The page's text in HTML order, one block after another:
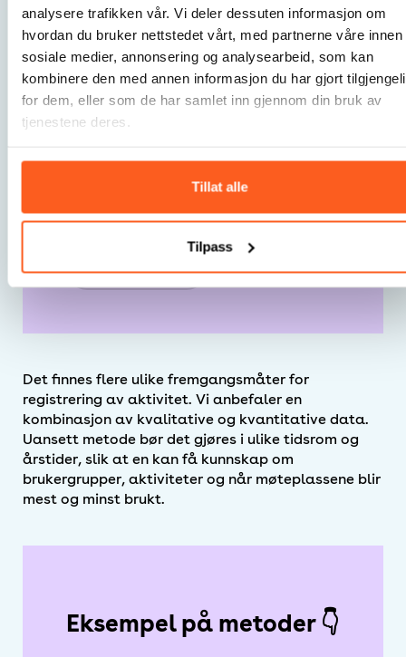
analysere trafikken vår. Vi deler dessuten informasjon om
hvordan du bruker nettstedet vårt, med partnerne våre innen
sosiale medier, annonsering og analysearbeid, som kan
kombinere den med annen informasjon du har gjort
for dem, eller som de har samlet inn gjennom din bruk av
tjenestene deres.
Tillat alle
Tilpass
For å gjøre nødvendige tilpasninger
og justeringer
Strategiske- og
planleggingsvurderinger (trasevalg
for sykkelstier mfl.)
Bedre beslutningsgrunnlag
Kunnskapsgrunnlag for eventuell
videreutvikling i nye byggetrinn.
For å dokumentere effekt av
investeringene
vedlikehold
Overgang til mer datadrevet
forvaltning
Vis mer
Det finnes flere ulike fremgangsmåter for
registrering av aktivitet. Vi anbefaler en
kombinasjon av kvalitative og kvantitative data.
Uansett metode bør det gjøres i ulike tidsrom og
årstider, slik at en kan få kunnskap om
brukergrupper, aktiviteter og når møteplassene blir
mest og minst brukt.
Eksempel på metoder 👇